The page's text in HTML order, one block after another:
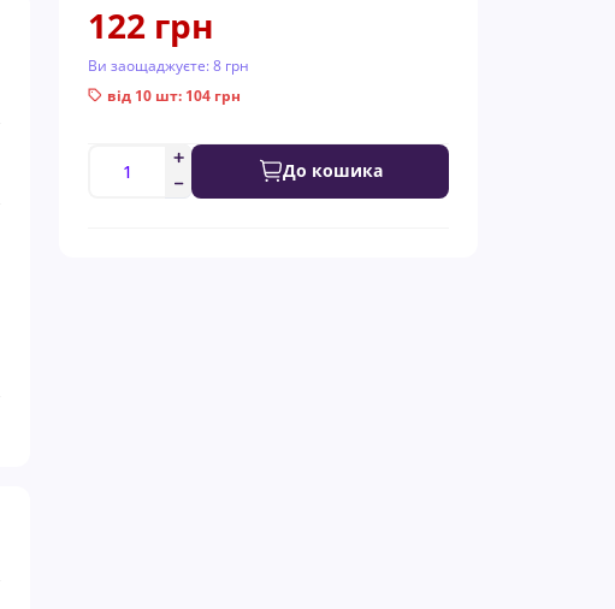
122 грн
Ви заощаджуєте:8 грн
від 10 шт: 104 грн
До кошика